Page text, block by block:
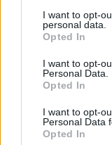
not limited to your
grant or deny
use your data for
consent section.
I want to opt-
personal data.
Opted In
I want to opt-
Personal Data.
Opted In
I want to opt-
Personal Data
Opted In
Descubre la
atascaburras:
cocina
El atascaburras es